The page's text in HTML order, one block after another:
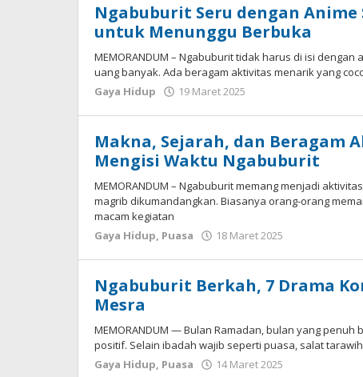
Haidar
Ngabuburit Seru dengan
untuk Menunggu Berbuka
MEMORANDUM – Ngabuburit tidak harus di isi
uang banyak. Ada beragam aktivitas menarik yang
Gaya Hidup
19 Maret 2025
Haidar
Makna, Sejarah, dan Beragam
Mengisi Waktu Ngabuburit
MEMORANDUM – Ngabuburit memang menjadi
magrib dikumandangkan. Biasanya orang-orang
macam kegiatan
Gaya Hidup, Puasa 18 Maret 2025
Haidar
Ngabuburit Berkah, 7 Drama
Mesra
MEMORANDUM — Bulan Ramadan, bulan yang
positif. Selain ibadah wajib seperti puasa, salat
Gaya Hidup, Puasa 14 Maret 2025